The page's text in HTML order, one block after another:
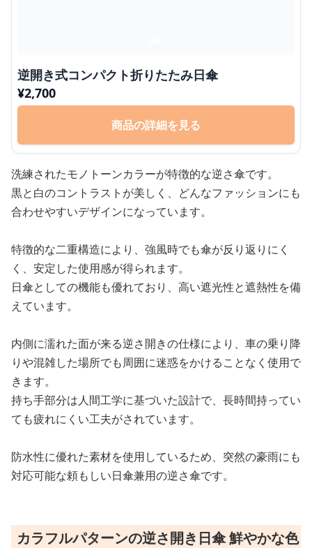
逆開き式コンパクト折りたたみ日傘
¥2,700
商品の詳細を見る
洗練されたモノトーンカラーが特徴的な逆さ傘です。
黒と白のコントラストが美しく、どんなファッションにも
合わせやすいデザインになっています。
特徴的な二重構造により、強風時でも傘が反り返りにく
く、安定した使用感が得られます。
日傘としての機能も優れており、高い遮光性と遮熱性を備
えています。
内側に濡れた面が来る逆さ開きの仕様により、車の乗り降
りや混雑した場所でも周囲に迷惑をかけることなく使用で
きます。
持ち手部分は人間工学に基づいた設計で、長時間持ってい
ても疲れにくい工夫がされています。
防水性に優れた素材を使用しているため、突然の豪雨にも
対応可能な頼もしい日傘兼用の逆さ傘です。
カラフルパターンの逆さ開き日傘 鮮やかな色